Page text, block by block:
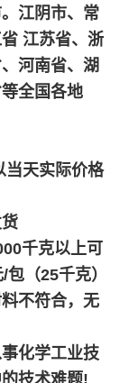
江阴市、常
江苏省、浙
河南省、湖
全国各地
当天实际价格
千克以上可
（25千克）
不符合，无
化学工业技
技术难题!